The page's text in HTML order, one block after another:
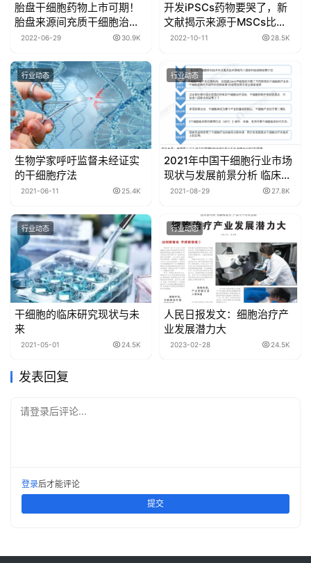
胎盘干细胞药物上市可期！
胎盘来源间充质干细胞治疗
疾病的优势有哪些？
2022-06-29 30.9K
开发iPSCs药物要哭了，新
文献揭示来源于MSCs比
iPSCs的外泌体，具有更强
达水平
2022-10-11 28.5K
行业动态
生物学家呼吁监督未经证实
的干细胞疗法
2021-06-11 25.4K
行业动态
2021年中国干细胞行业市场
现状与发展前景分析 临床试
验发展较为困难
2021-08-29 27.8K
行业动态
干细胞的临床研究现状与未
来
2021-05-01 24.5K
行业动态
人民日报发文：细胞治疗产
业发展潜力大
2023-02-28 24.5K
发表回复
请登录后评论...
登录后才能评论
提交